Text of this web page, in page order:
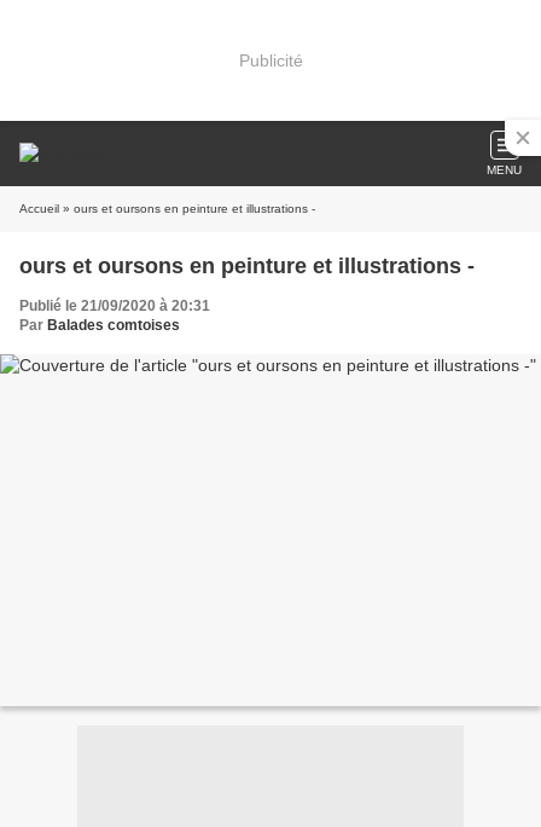
Publicité
MENU
Accueil » ours et oursons en peinture et illustrations -
ours et oursons en peinture et illustrations -
Publié le 21/09/2020 à 20:31
Par Balades comtoises